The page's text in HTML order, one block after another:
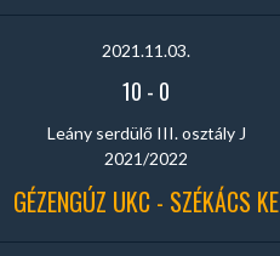
2021.11.03.
10 - 0
Leány serdülő III. osztály J
2021/2022
GÉZENGÚZ UKC - SZÉKÁCS KE